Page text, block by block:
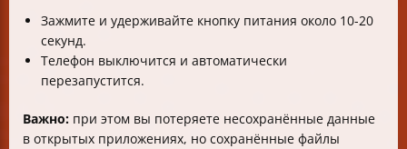
Зажмите и удерживайте кнопку питания около 10-20
секунд.
Телефон выключится и автоматически
перезапустится.
Важно: при этом вы потеряете несохранённые данные
в открытых приложениях, но сохранённые файлы